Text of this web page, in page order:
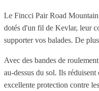
Le Fincci Pair Road
dotés d'un fil de Kevlar, leur
supporter vos balades. De
Avec des bandes de
au-dessus du sol. Ils
excellente protection contre